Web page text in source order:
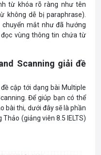
từ khóa rõ ràng như tên
không dễ bị paraphrase).
mắt như đã hướng
vùng thông tin chứa từ
Scanning giải đề
cập tới dạng bài Multiple
Để giúp bạn có thể
bài thi, dưới đây sẽ là phần
(giảng viên 8.5 IELTS)